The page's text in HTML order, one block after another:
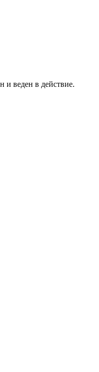
и веден в действие.